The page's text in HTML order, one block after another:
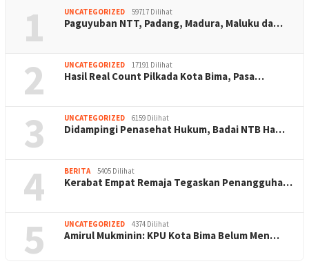
1 UNCATEGORIZED 59717 Dilihat
Paguyuban NTT, Padang, Madura, Maluku da…
2 UNCATEGORIZED 17191 Dilihat
Hasil Real Count Pilkada Kota Bima, Pasa…
3 UNCATEGORIZED 6159 Dilihat
Didampingi Penasehat Hukum, Badai NTB Ha…
4 BERITA 5405 Dilihat
Kerabat Empat Remaja Tegaskan Penangguha…
5 UNCATEGORIZED 4374 Dilihat
Amirul Mukminin: KPU Kota Bima Belum Men…